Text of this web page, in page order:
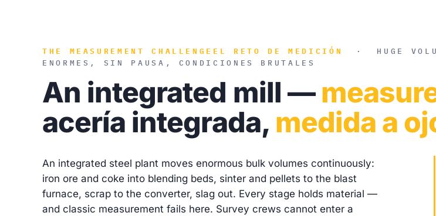
THE MEASUREMENT CHALLENGE EL RETO DE MEDICIÓN · HUGE
ENORMES, SIN PAUSA, CONDICIONES BRUTALES
An integrated mill —
acería integrada, medida a
An integrated steel plant moves enormous bulk volumes continuously:
iron ore and coke into blending beds, sinter and pellets to the blast
furnace, scrap to the converter, slag out. Every stage holds material —
and classic measurement fails here. Survey crews cannot enter a